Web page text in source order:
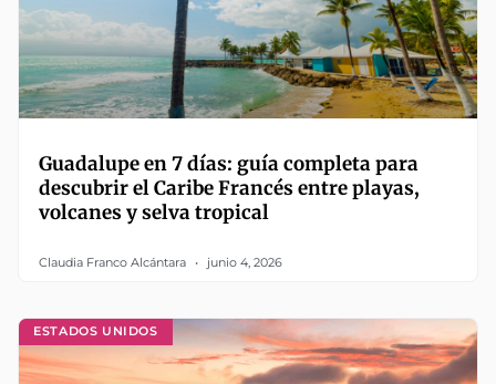
Guadalupe en 7 días: guía completa para
descubrir el Caribe Francés entre playas,
volcanes y selva tropical
Claudia Franco Alcántara junio 4, 2026
ESTADOS UNIDOS